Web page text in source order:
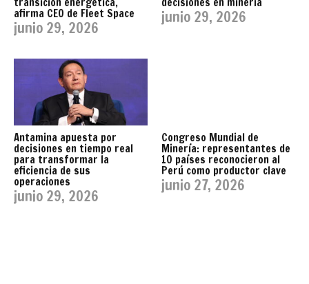
afirma CEO de Fleet Space
junio 29, 2026
junio 29, 2026
Antamina apuesta por
decisiones en tiempo real
para transformar la
eficiencia de sus
operaciones
junio 29, 2026
Congreso Mundial de
Minería: representantes de
10 países reconocieron al
Perú como productor clave
junio 27, 2026